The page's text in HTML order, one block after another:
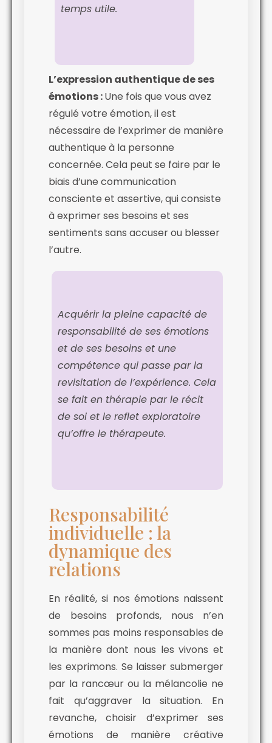
temps utile.
L’expression authentique de ses
émotions :Une fois que vous avez
régulé votre émotion, il est
nécessaire de l’exprimer de manière
authentique à la personne
concernée. Cela peut se faire par le
biais d’une communication
consciente et assertive, qui consiste
à exprimer ses besoins et ses
sentiments sans accuser ou blesser
l’autre.
Acquérir la pleine capacité de
responsabilité de ses émotions
et de ses besoins et une
compétence qui passe par la
revisitation de l’expérience. Cela
se fait en thérapie par le récit
de soi et le reflet exploratoire
qu’offre le thérapeute.
Responsabilité
individuelle : la
dynamique des
relations
En réalité, si nos émotions naissent
de besoins profonds, nous n’en
sommes pas moins responsables de
la manière dont nous les vivons et
les exprimons. Se laisser submerger
par la rancœur ou la mélancolie ne
fait qu’aggraver la situation. En
revanche, choisir d’exprimer ses
émotions de manière créative